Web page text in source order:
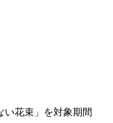
い花束」を対象期間